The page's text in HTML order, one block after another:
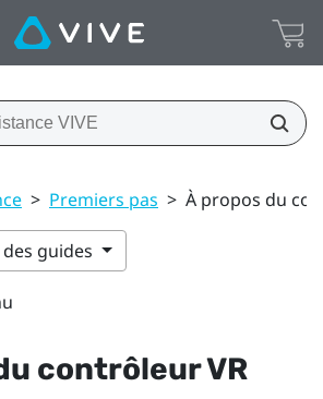
> Premiers pas > À propos du
guides
contrôleur VR